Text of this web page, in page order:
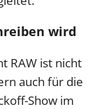
wird
RAW ist nicht
auch für die
Show im